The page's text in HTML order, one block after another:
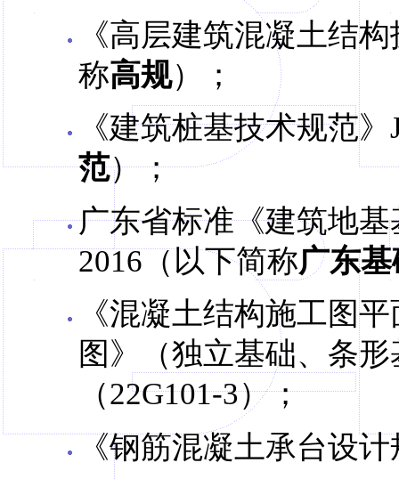
《高层建筑混凝土结
称高规）；
《建筑桩基技术规范
范）；
广东省标准《建筑地
2016（以下简称广东
《混凝土结构施工图
图》（独立基础、条
（22G101-3）；
《钢筋混凝土承台设